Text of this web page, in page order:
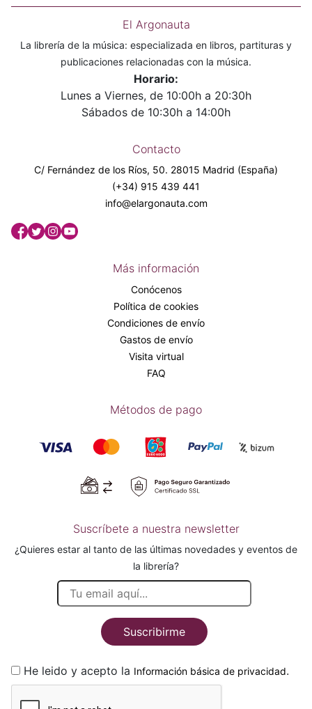
El Argonauta
La librería de la música: especializada en libros, partituras y
publicaciones relacionadas con la música.
Horario:
Lunes a Viernes, de 10:00h a 20:30h
Sábados de 10:30h a 14:00h
Contacto
C/ Fernández de los Ríos, 50. 28015 Madrid (España)
(+34) 915 439 441
info@elargonauta.com
Más información
Conócenos
Política de cookies
Condiciones de envío
Gastos de envío
Visita virtual
FAQ
Métodos de pago
Suscríbete a nuestra newsletter
¿Quieres estar al tanto de las últimas novedades y eventos de
la librería?
Suscribirme
He leido y acepto la Información básica de privacidad.